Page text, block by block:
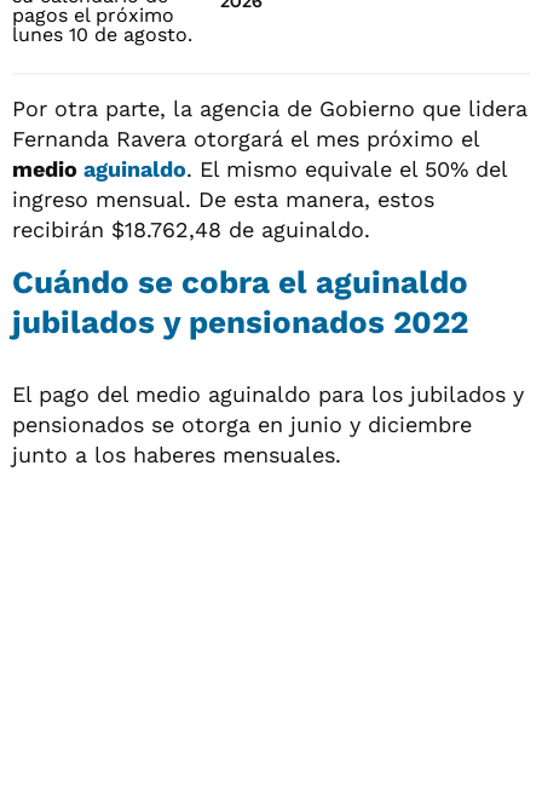
Por otra parte, la agencia de Gobierno que lidera
Fernanda Ravera otorgará el mes próximo el
medio aguinaldo. El mismo equivale el 50% del
ingreso mensual. De esta manera, estos
recibirán $18.762,48 de aguinaldo.
Cuándo se cobra el aguinaldo
jubilados y pensionados 2022
El pago del medio aguinaldo para los jubilados y
pensionados se otorga en junio y diciembre
junto a los haberes mensuales.